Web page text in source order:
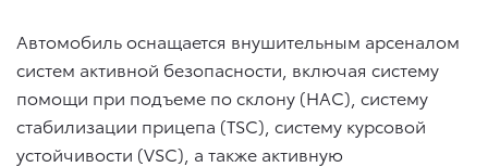
Автомобиль оснащается внушительным арсеналом
систем активной безопасности, включая систему
помощи при подъеме по склону (HAC), систему
стабилизации прицепа (TSC), систему курсовой
устойчивости (VSC), а также активную